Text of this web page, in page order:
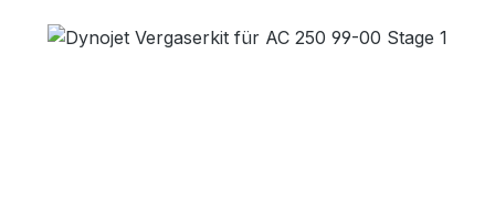
Bildergalerie überspringen